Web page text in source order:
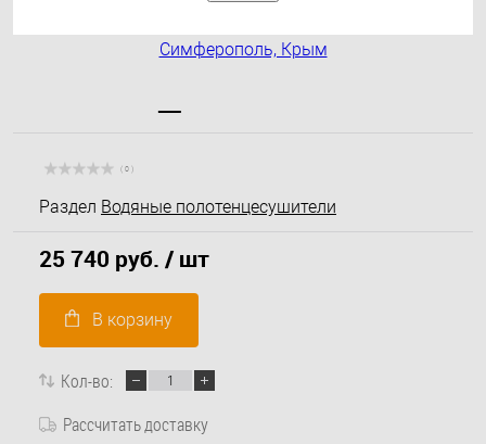
( 0 )
Раздел Водяные полотенцесушители
25 740 руб. / шт
В корзину
Кол-во:
Рассчитать доставку